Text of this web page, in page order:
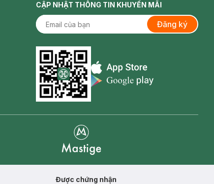
CẬP NHẬT THÔNG TIN KHUYẾN MÃI
Đăng ký
Appstore icon
Được chứng nhận